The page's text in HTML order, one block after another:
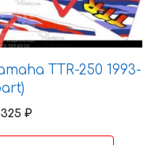
TTR-250 1993-
₽Диапазон